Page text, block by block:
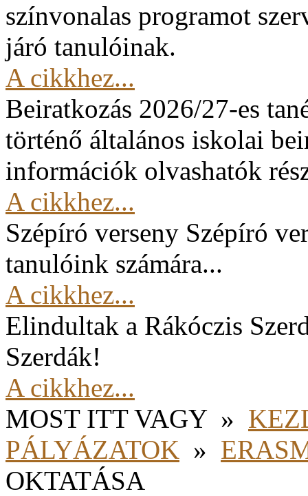
színvonalas programot
járó tanulóinak.
A cikkhez...
Beiratkozás 2026/27-es
történő általános iskolai
információk olvashatók
A cikkhez...
Szépíró verseny Szépíró
tanulóink számára...
A cikkhez...
Elindultak a Rákóczis
Szerdák!
A cikkhez...
MOST ITT VAGY »
PÁLYÁZATOK »
OKTATÁSA